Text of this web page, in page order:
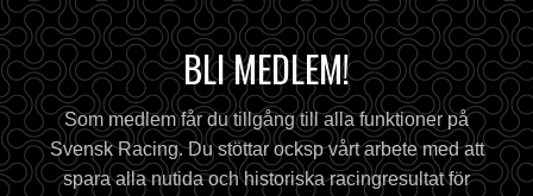
BLI MEDLEM!
Som medlem får du tillgång till alla funktioner på
Svensk Racing. Du stöttar ocksp vårt arbete med att
spara alla nutida och historiska racingresultat för